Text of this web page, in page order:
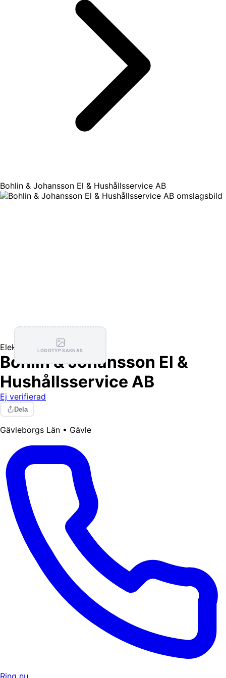
Bohlin & Johansson El & Hushållsservice AB
LOGOTYP SAKNAS
Elektriker
Bohlin & Johansson El &
Hushållsservice AB
Ej verifierad
Dela
Gävleborgs Län • Gävle
Ring nu